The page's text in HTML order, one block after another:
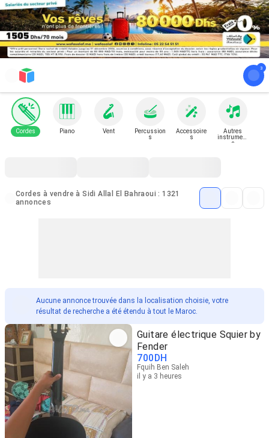
Cordes Piano Vent
Percussion
s
Accessoire
s
Autres
instrument
s
Cordes à vendre à Sidi Allal El Bahraoui : 1321
annonces
Aucune annonce trouvée dans la localisation choisie, votre
résultat de recherche a été étendu à tout le Maroc.
Guitare électrique Squier by
Fender
700DH
Fquih Ben Saleh
il y a 3 heures